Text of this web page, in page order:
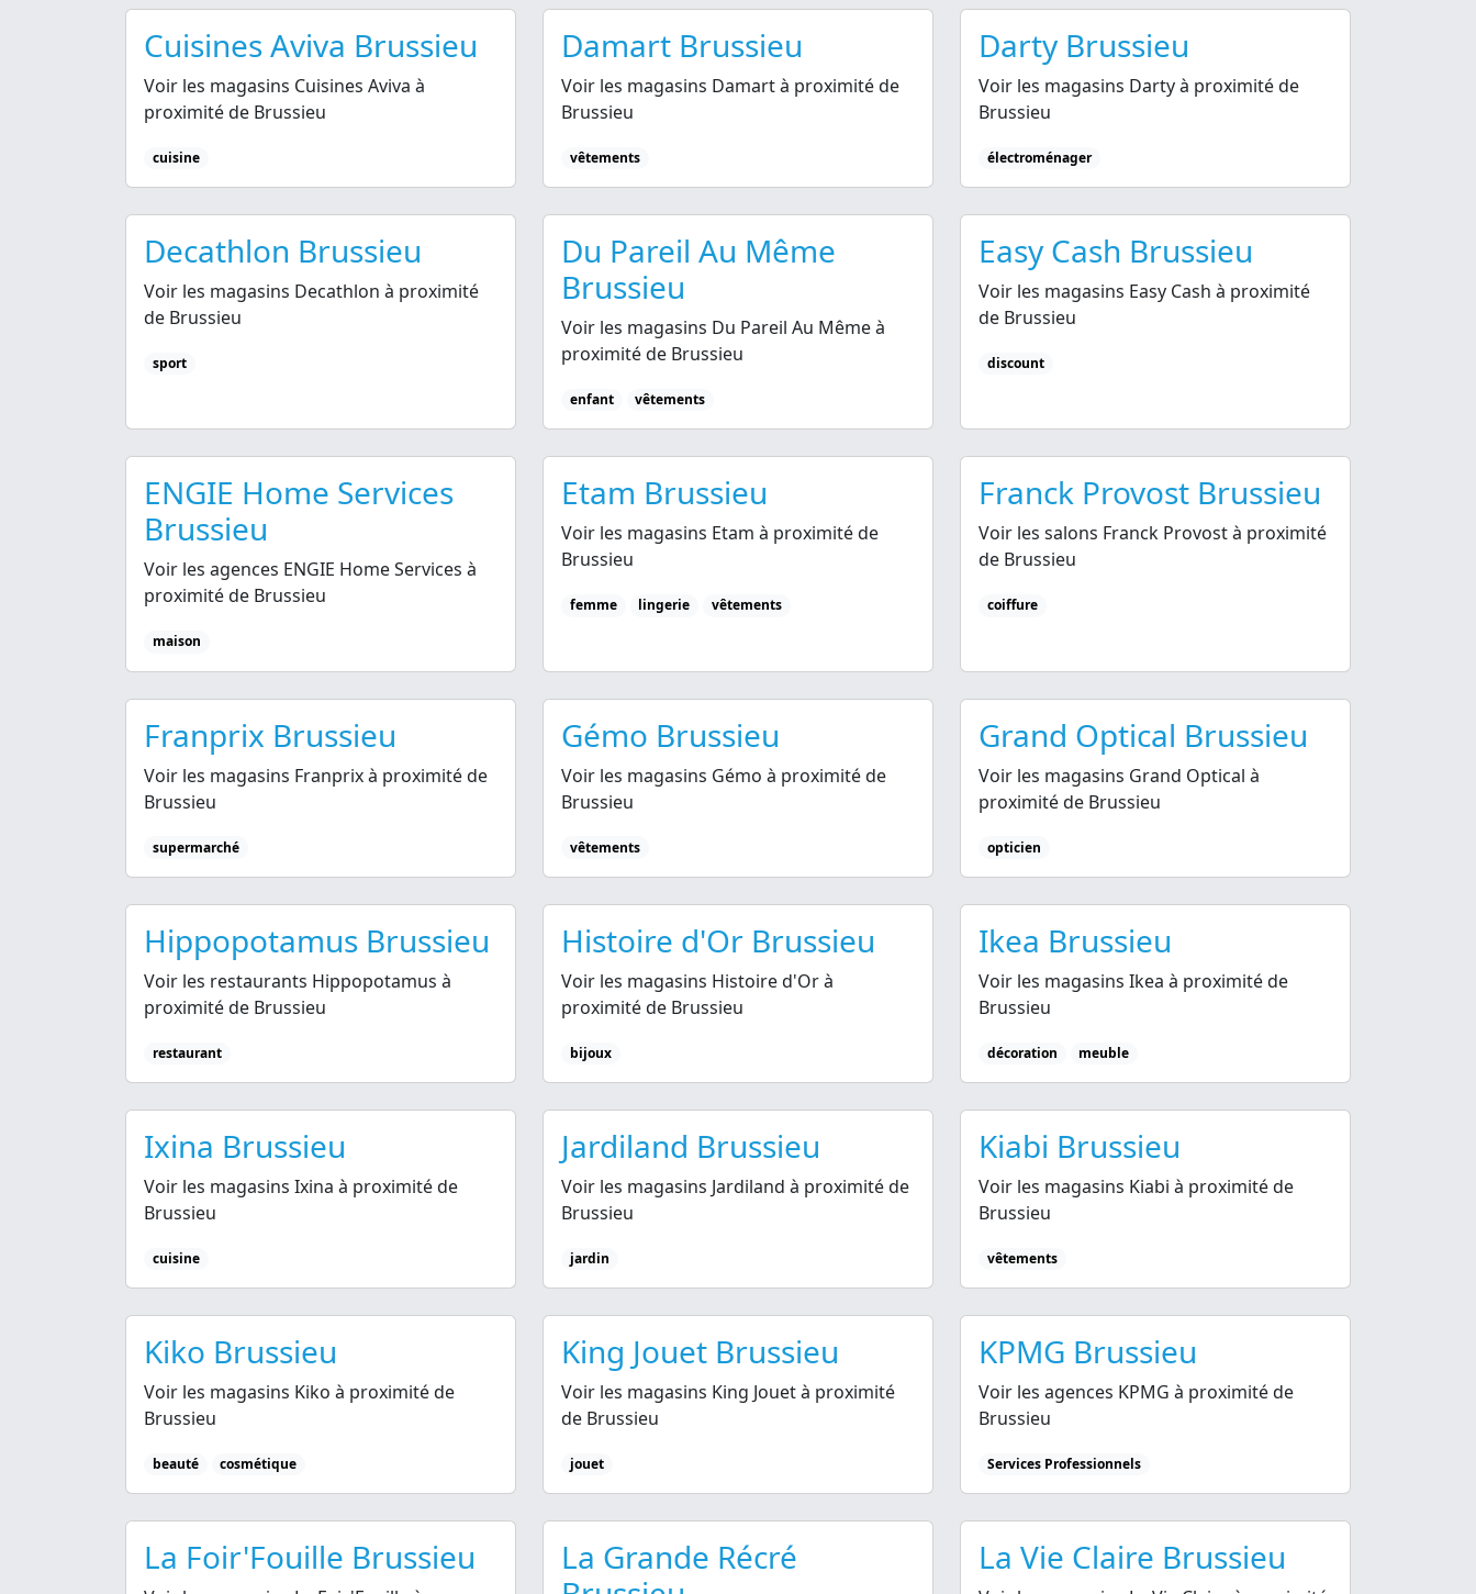
Cuisines Aviva Brussieu
Voir les magasins Cuisines Aviva à
proximité de Brussieu
cuisine
Damart Brussieu
Voir les magasins Damart à proximité de
Brussieu
vêtements
Darty Brussieu
Voir les magasins Darty à proximité de
Brussieu
électroménager
Decathlon Brussieu
Voir les magasins Decathlon à proximité
de Brussieu
sport
Du Pareil Au Même
Brussieu
Voir les magasins Du Pareil Au Même à
proximité de Brussieu
enfant vêtements
Easy Cash Brussieu
Voir les magasins Easy Cash à proximité
de Brussieu
discount
ENGIE Home Services
Brussieu
Voir les agences ENGIE Home Services à
proximité de Brussieu
maison
Etam Brussieu
Voir les magasins Etam à proximité de
Brussieu
femme lingerie vêtements
Franck Provost Brussieu
Voir les salons Franck Provost à proximité
de Brussieu
coiffure
Franprix Brussieu
Voir les magasins Franprix à proximité de
Brussieu
supermarché
Gémo Brussieu
Voir les magasins Gémo à proximité de
Brussieu
vêtements
Grand Optical Brussieu
Voir les magasins Grand Optical à
proximité de Brussieu
opticien
Hippopotamus Brussieu
Voir les restaurants Hippopotamus à
proximité de Brussieu
restaurant
Histoire d'Or Brussieu
Voir les magasins Histoire d'Or à
proximité de Brussieu
bijoux
Ikea Brussieu
Voir les magasins Ikea à proximité de
Brussieu
décoration meuble
Ixina Brussieu
Voir les magasins Ixina à proximité de
Brussieu
cuisine
Jardiland Brussieu
Voir les magasins Jardiland à proximité de
Brussieu
jardin
Kiabi Brussieu
Voir les magasins Kiabi à proximité de
Brussieu
vêtements
Kiko Brussieu
Voir les magasins Kiko à proximité de
Brussieu
beauté cosmétique
King Jouet Brussieu
Voir les magasins King Jouet à proximité
de Brussieu
jouet
KPMG Brussieu
Voir les agences KPMG à proximité de
Brussieu
Services Professionnels
La Foir'Fouille Brussieu
La Grande Récré
La Vie Claire Brussieu